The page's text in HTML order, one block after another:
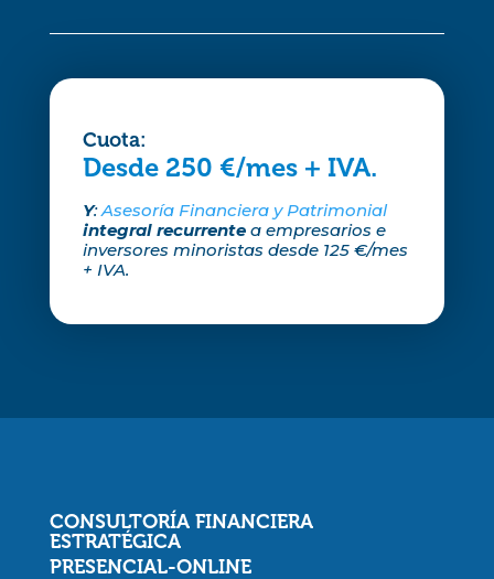
Cuota:
Desde 250 €/mes + IVA.
Y:Asesoría Financiera y Patrimonial
integral recurrentea empresarios e
inversores minoristas desde 125 €/mes
+ IVA.
CONSULTORÍA FINANCIERA
ESTRATÉGICA
PRESENCIAL-ONLINE